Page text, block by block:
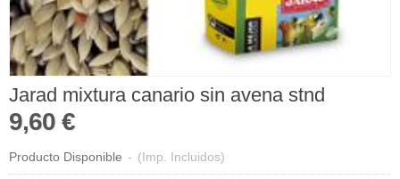
Jarad mixtura canario sin avena stnd
9,60 €
Producto Disponible - (Imp. Incluidos)